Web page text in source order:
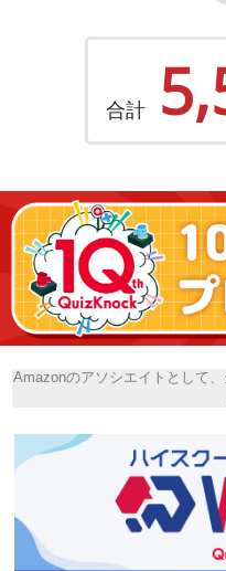
合計
Amazonのアソシエイトとして